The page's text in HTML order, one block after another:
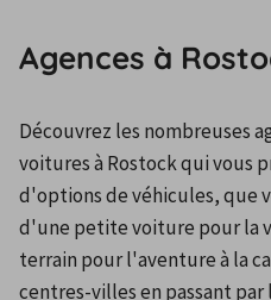
Agences à
Découvrez les nombreuses
voitures à Rostock qui vous
d'options de véhicules, que
d'une petite voiture pour la
terrain pour l'aventure à la
centres-villes en passant par